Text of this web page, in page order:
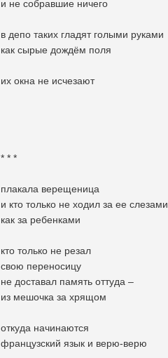
и не собравшие ничего
в депо таких гладят голыми руками
как сырые дождём поля
их окна не исчезают
* * *
плакала верещеница
и кто только не ходил за ее слезами
как за ребенками
кто только не резал
свою переносицу
не доставал память оттуда –
из мешочка за хрящом
откуда начинаются
французский язык и верю-верю